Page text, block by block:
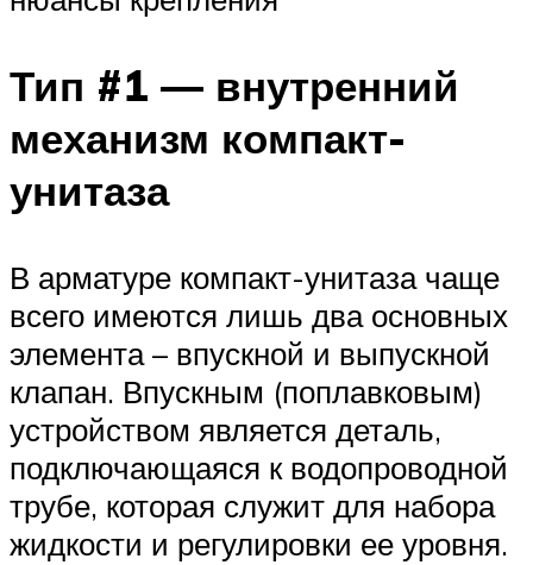
Тип #1 — внутренний
механизм компакт-
унитаза
В арматуре компакт-унитаза чаще
всего имеются лишь два основных
элемента – впускной и выпускной
клапан. Впускным (поплавковым)
устройством является деталь,
подключающаяся к водопроводной
трубе, которая служит для набора
жидкости и регулировки ее уровня.